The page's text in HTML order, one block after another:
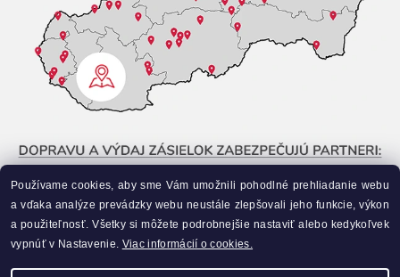
Používame cookies, aby sme Vám umožnili pohodlné prehliadanie webu
a vďaka analýze prevádzky webu neustále zlepšovali jeho funkcie, výkon
a použiteľnosť. Všetky si môžete podrobnejšie nastaviť alebo kedykoľvek
vypnúť v Nastavenie. Viac informácií o cookies.